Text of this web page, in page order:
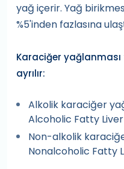
yağ içerir. Yağ
%5'inden fazlasına
Karaciğer
ayrılır:
Alkolik karaciğer
Alcoholic Fatty
Non-alkolik
Nonalcoholic Fatty